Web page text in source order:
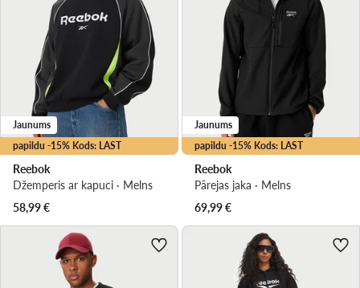
papildu -15% Kods: LAST
Jaunums
Reebok
Džemperis ar kapuci · Melns
58,99€
papildu -15% Kods: LAST
Jaunums
Reebok
Pārejas jaka · Melns
69,99€